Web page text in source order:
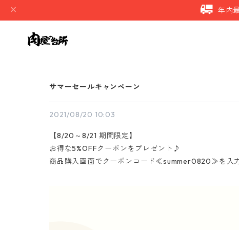
年内
サマーセールキャンペーン
2021/08/20 10:03
【8/20～8/21 期間限定】
お得な5%OFFクーポンをプレゼント♪
商品購入画面でクーポンコード≪summer0820≫を入力